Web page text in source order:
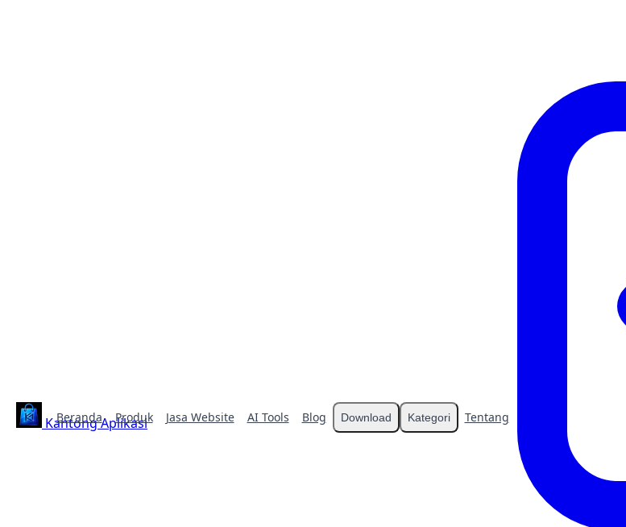
Kantong Aplikasi
Beranda Produk Jasa Website AI Tools Blog Download Kategori Tentang